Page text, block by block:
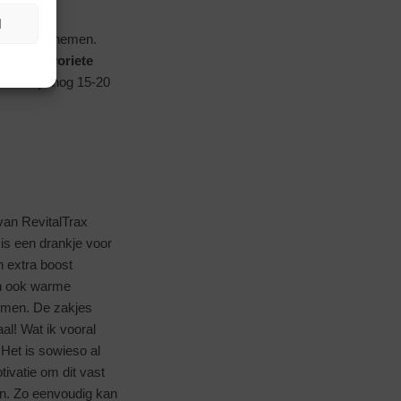
kan nemen.
je
favoriete
je nog 15-20
RevitalTrax
een drankje voor
extra boost
ook warme
De zakjes
Wat ik vooral
is sowieso al
om dit vast
Zo eenvoudig kan